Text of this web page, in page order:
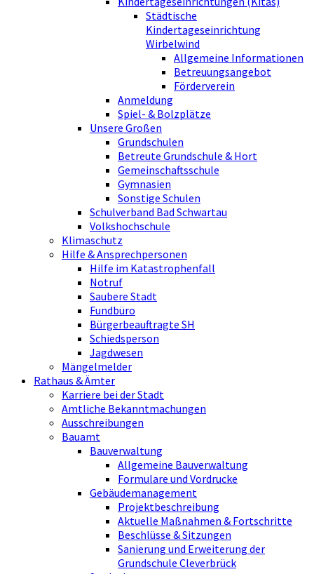
Städtische
Kindertageseinrichtung
Wirbelwind
Allgemeine Informationen
Betreuungsangebot
Förderverein
Anmeldung
Spiel- & Bolzplätze
Unsere Großen
Grundschulen
Betreute Grundschule & Hort
Gemeinschaftsschule
Gymnasien
Sonstige Schulen
Schulverband Bad Schwartau
Volkshochschule
Klimaschutz
Hilfe & Ansprechpersonen
Hilfe im Katastrophenfall
Notruf
Saubere Stadt
Fundbüro
Bürgerbeauftragte SH
Schiedsperson
Jagdwesen
Mängelmelder
Rathaus & Ämter
Karriere bei der Stadt
Amtliche Bekanntmachungen
Ausschreibungen
Bauamt
Bauverwaltung
Allgemeine Bauverwaltung
Formulare und Vordrucke
Gebäudemanagement
Projektbeschreibung
Aktuelle Maßnahmen & Fortschritte
Beschlüsse & Sitzungen
Sanierung und Erweiterung der
Grundschule Cleverbrück